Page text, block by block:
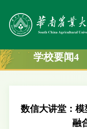
学校要闻4
数信大讲堂：
融